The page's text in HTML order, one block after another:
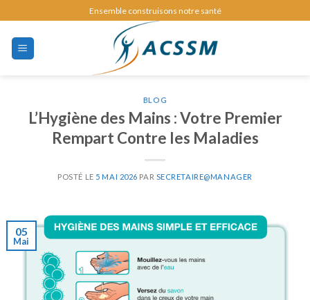
to
content
Ensemble construisons notre santé
BLOG
L’Hygiène des Mains : Votre Premier
Rempart Contre les Maladies
POSTÉ LE 5 MAI 2026 PAR SECRETAIRE@MANAGER
05
Mai